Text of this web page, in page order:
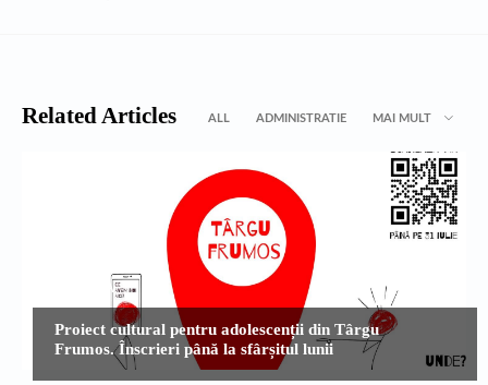
Related Articles ALL ADMINISTRATIE MAI MULT
CULTURA
Proiect cultural pentru adolescenții din Târgu
Frumos. Înscrieri până la sfârșitul lunii